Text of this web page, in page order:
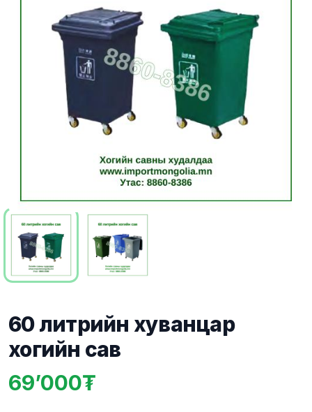
60 литрийн хуванцар
хогийн сав
Product information
69’000